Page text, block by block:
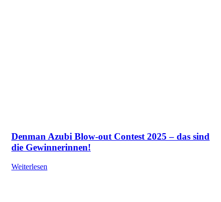
Denman Azubi Blow-out Contest 2025 – das sind
die Gewinnerinnen!
Weiterlesen